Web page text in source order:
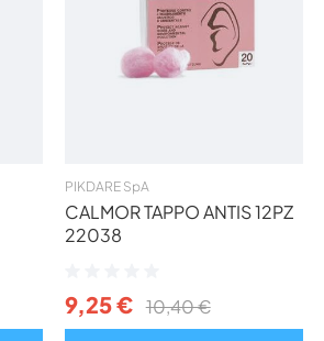
PIKDARE SpA
CALMOR TAPPO ANTIS 12PZ
22038
9,25 € 10,40 €